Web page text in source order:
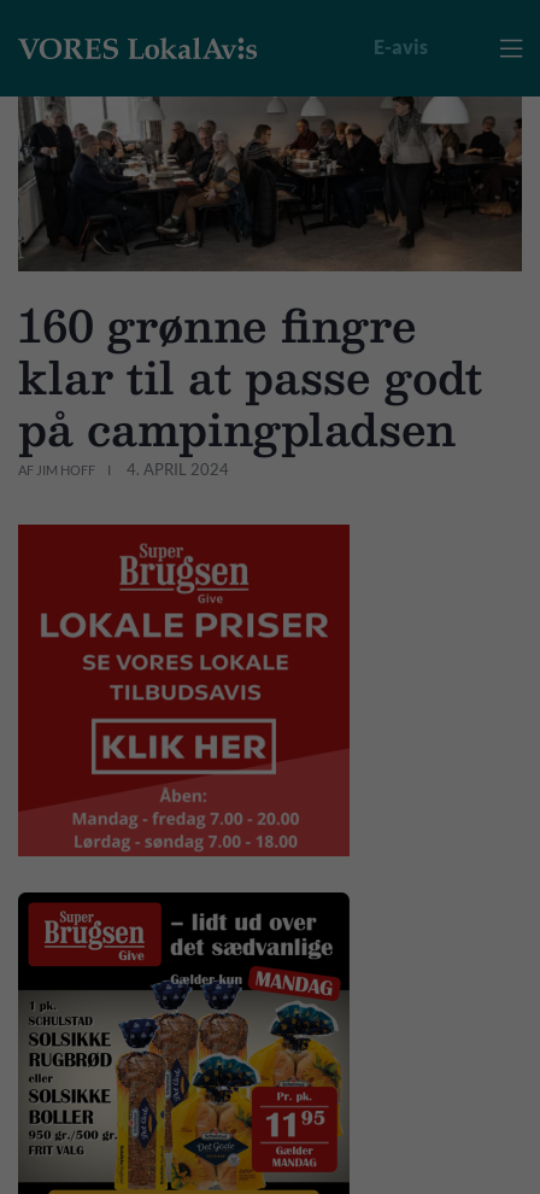

E-avis
160 grønne fingre
klar til at passe godt
på campingpladsen
AF JIM HOFF 4. APRIL 2024